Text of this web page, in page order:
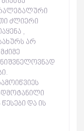
ძლიერი
,
არ
და ის